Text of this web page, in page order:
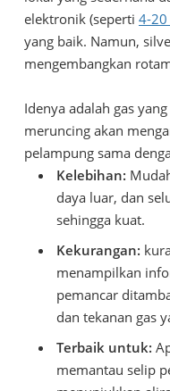
elektronik (seperti 4-20
yang baik. Namun,
mengembangkan
Idenya adalah gas
meruncing akan
pelampung sama
Kelebihan:
daya luar, dan
sehingga kuat.
Kekurangan:
menampilkan
pemancar
dan tekanan gas
Terbaik untuk:
memantau selip